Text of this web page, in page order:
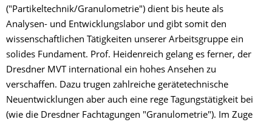
("Partikeltechnik/Granulometrie") dient bis heute als
Analysen- und Entwicklungslabor und gibt somit den
wissenschaftlichen Tätigkeiten unserer Arbeitsgruppe ein
solides Fundament. Prof. Heidenreich gelang es ferner, der
Dresdner MVT international ein hohes Ansehen zu
verschaffen. Dazu trugen zahlreiche gerätetechnische
Neuentwicklungen aber auch eine rege Tagungstätigkeit bei
(wie die Dresdner Fachtagungen "Granulometrie"). Im Zuge